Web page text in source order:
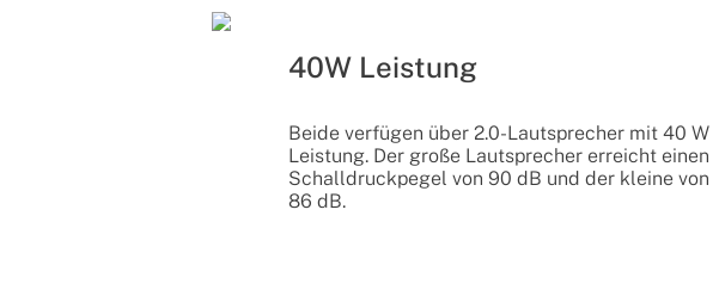
40W Leistung
Beide verfügen über 2.0-Lautsprecher mit 40 W
Leistung. Der große Lautsprecher erreicht einen
Schalldruckpegel von 90 dB und der kleine von
86 dB.